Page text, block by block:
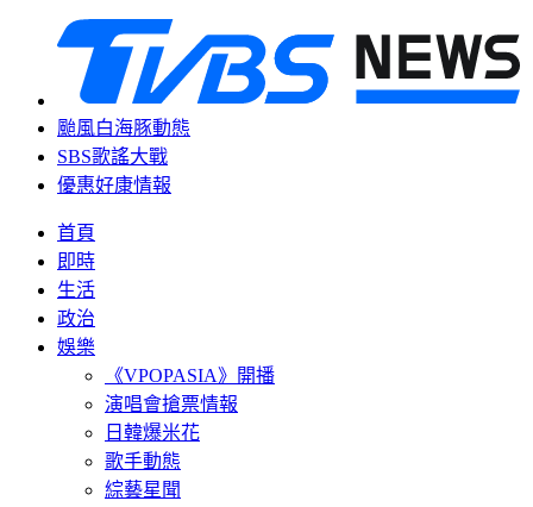
颱風白海豚動態
SBS歌謠大戰
優惠好康情報
首頁
即時
生活
政治
娛樂
《VPOPASIA》開播
演唱會搶票情報
日韓爆米花
歌手動態
綜藝星聞